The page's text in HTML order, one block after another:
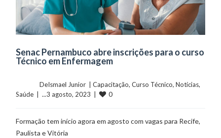
Senac Pernambuco abre inscrições para o curso
Técnico em Enfermagem
	    	DeIsmael Junior  |
Capacitação, Curso Técnico, Notícias
Saúde
  |  ...3 agosto, 2023  |
0
Formação tem início agora em agosto com vagas para Recife,
Paulista e Vitória